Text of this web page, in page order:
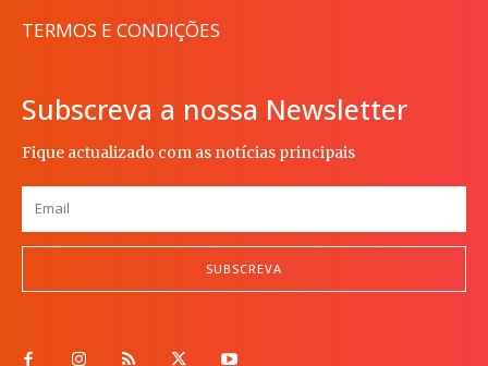
TERMOS E CONDIÇÕES
Subscreva a nossa Newsletter
Fique actualizado com as notícias principais
SUBSCREVA